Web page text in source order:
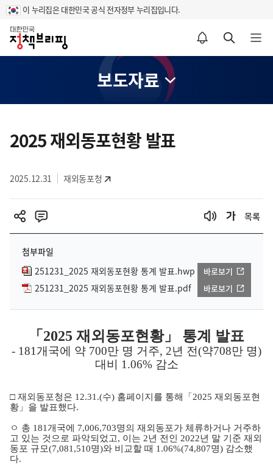
이 누리집은 대한민국 공식 전자정부 누리집입니다.
홈
알림설정 바로가기 검색 바로가기 메뉴 열기
보도자료
텐
츠
역
2025 재외동포현황 발표
2025.12.31 재외동포청
목록
첨부파일
251231_2025 재외동포현황 통계 발표.hwp
바로보기
251231_2025 재외동포현황 통계 발표.pdf 바로보기
「2025 재외동포현황」 통계 발표
- 181개국에 약 700만 명 거주, 2년 전(약708만 명)
대비 1.06% 감소
□ 재외동포청은 12.31.(수) 홈페이지를 통해「2025 재외동포현
황」을 발표했다.
ㅇ 총 181개국에 7,006,703명의 재외동포가 체류하거나 거주하
고 있는 것으로 파악되었고, 이는 2년 전인 2022년 말 기준 재외
동포 규모(7,081,510명)와 비교할 때 1.06%(74,807명) 감소했
다.